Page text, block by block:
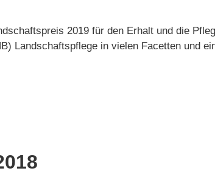
2019 für den Erhalt und die
Landschaftspflege in vielen Facetten und